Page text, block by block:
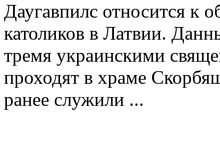
Даугавпилс относится к
католиков в Латвии.
тремя украинскими
проходят в храме
ранее служили ...